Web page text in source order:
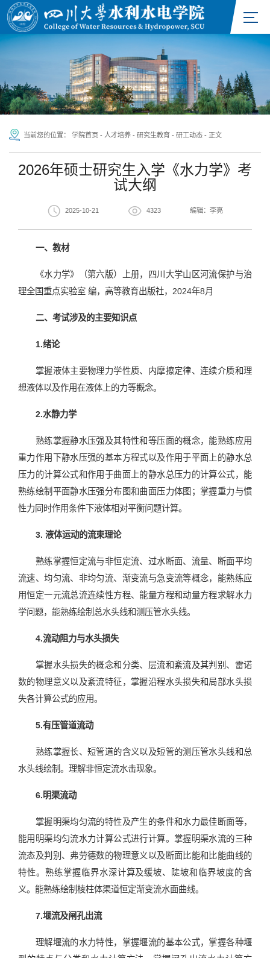
当前您的位置： 学院首页 - 人才培养 - 研究生教育 - 研工动态 - 正文
2026年硕士研究生入学《水力学》考
试大纲
2025-10-21 4323 编辑：李亮
一、教材
《水力学》（第六版）上册，四川大学山区河流保护与治
理全国重点实验室 编，高等教育出版社，2024年8月
二、考试涉及的主要知识点
1.绪论
掌握液体主要物理力学性质、内摩擦定律、连续介质和理
想液体以及作用在液体上的力等概念。
2.水静力学
熟练掌握静水压强及其特性和等压面的概念，能熟练应用
重力作用下静水压强的基本方程式以及作用于平面上的静水总
压力的计算公式和作用于曲面上的静水总压力的计算公式，能
熟练绘制平面静水压强分布图和曲面压力体图；掌握重力与惯
性力同时作用条件下液体相对平衡问题计算。
3. 液体运动的流束理论
熟练掌握恒定流与非恒定流、过水断面、流量、断面平均
流速、均匀流、非均匀流、渐变流与急变流等概念，能熟练应
用恒定一元流总流连续性方程、能量方程和动量方程求解水力
学问题，能熟练绘制总水头线和测压管水头线。
4.流动阻力与水头损失
掌握水头损失的概念和分类、层流和紊流及其判别、雷诺
数的物理意义以及紊流特征，掌握沿程水头损失和局部水头损
失各计算公式的应用。
5.有压管道流动
熟练掌握长、短管道的含义以及短管的测压管水头线和总
水头线绘制。理解非恒定流水击现象。
6.明渠流动
掌握明渠均匀流的特性及产生的条件和水力最佳断面等，
能用明渠均匀流水力计算公式进行计算。掌握明渠水流的三种
流态及判别、弗劳德数的物理意义以及断面比能和比能曲线的
特性。熟练掌握临界水深计算及缓坡、陡坡和临界坡度的含
义。能熟练绘制棱柱体渠道恒定渐变流水面曲线。
7.堰流及闸孔出流
理解堰流的水力特性，掌握堰流的基本公式，掌握各种堰